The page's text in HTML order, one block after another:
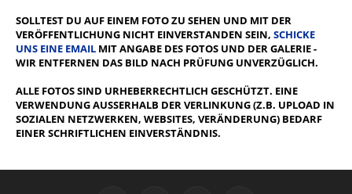
SOLLTEST DU AUF EINEM FOTO ZU SEHEN UND MIT DER
VERÖFFENTLICHUNG NICHT EINVERSTANDEN SEIN, SCHICKE
UNS EINE EMAIL MIT ANGABE DES FOTOS UND DER GALERIE -
WIR ENTFERNEN DAS BILD NACH PRÜFUNG UNVERZÜGLICH.
ALLE FOTOS SIND URHEBERRECHTLICH GESCHÜTZT. EINE
VERWENDUNG AUSSERHALB DER VERLINKUNG (Z.B. UPLOAD IN S
OZIALEN NETZWERKEN, WEBSITES, VERÄNDERUNG) BEDARF E
INER SCHRIFTLICHEN EINVERSTÄNDNIS.